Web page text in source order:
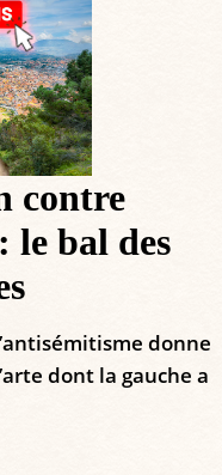
contre
le bal des
donne
dont la gauche a